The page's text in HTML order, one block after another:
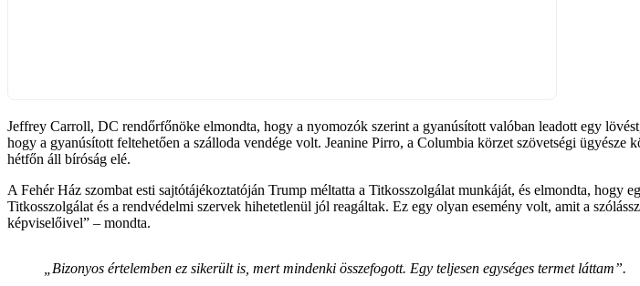
Jeffrey Carroll, DC rendőrfőnöke elmondta, hogy a nyomozók szerint a gyanúsított valóban leadott egy
hogy a gyanúsított feltehetően a szálloda vendége volt. Jeanine Pirro, a Columbia körzet szövetségi
hétfőn áll bíróság elé.
A Fehér Ház szombat esti sajtótájékoztatóján Trump méltatta a Titkosszolgálat munkáját, és elmondta,
Titkosszolgálat és a rendvédelmi szervek hihetetlenül jól reagáltak. Ez egy olyan esemény volt, amit a
képviselőivel” – mondta.
„Bizonyos értelemben ez sikerült is, mert mindenki összefogott. Egy teljesen egységes termet láttam”.